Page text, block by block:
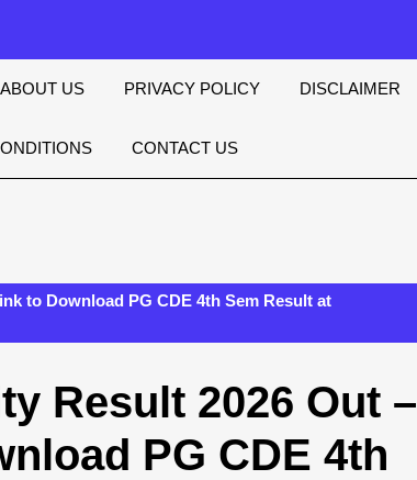
ABOUT US PRIVACY POLICY DISCLAIMER
CONTACT US
to Download PG CDE 4th Sem Result at
Result 2026 Out –
PG CDE 4th